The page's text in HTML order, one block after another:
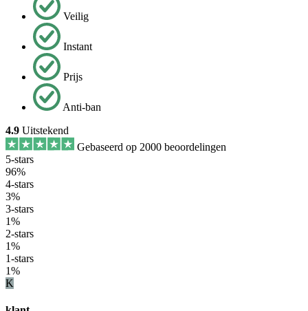
Veilig
Instant
Prijs
Anti-ban
4.9 Uitstekend
Gebaseerd op 2000 beoordelingen
5-stars
96%
4-stars
3%
3-stars
1%
2-stars
1%
1-stars
1%
K